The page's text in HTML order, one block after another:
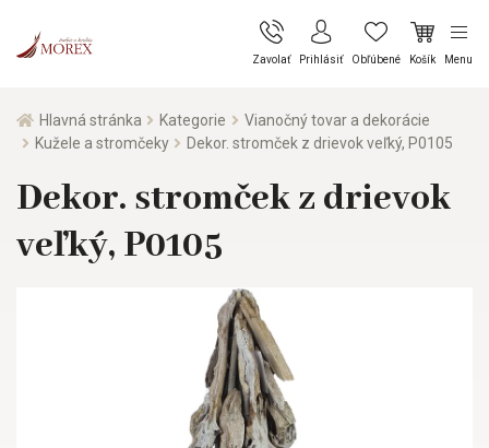
Zavolať Prihlásiť Obľúbené Košík Menu
Hlavná stránka Kategorie
Vianočný tovar a dekorácie
Kužele a stromčeky
Dekor. stromček z drievok veľký, P0105
Dekor. stromček z drievok
veľký, P0105